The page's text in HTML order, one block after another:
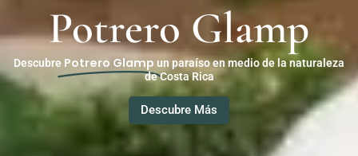
Potrero Glamp
Descubre Potrero Glamp un paraíso en medio de la naturaleza
de Costa Rica
Descubre Más